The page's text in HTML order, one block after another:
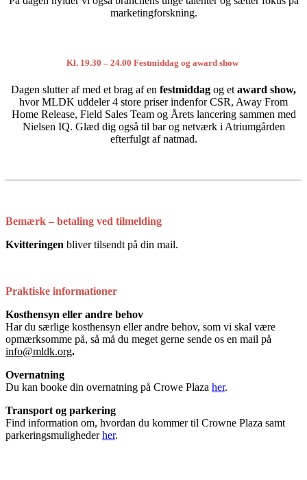
marketingforskning.
Kl. 19.30 – 24.00 Festmiddag og award show
Dagen slutter af med et brag af en festmiddag og etaward show,
hvor MLDK uddeler4 store priser indenfor CSR, Away From
Home Release, Field Sales Team og Årets lancering sammen med
Nielsen IQ. Glæd dig også til bar og netværk i Atriumgården
efterfulgt af natmad.
Bemærk – betaling ved tilmelding
Kvitteringen bliver tilsendt på din mail.
Praktiske informationer
Kosthensyn eller andre behov
Har du særlige kosthensyn eller andre behov, som vi skal være
opmærksomme på, så må du meget gerne sende os en mail på
info@mldk.org.
Overnatning
Du kan booke din overnatning på Crowe Plaza her.
Transport og parkering
Find information om, hvordan du kommer til Crowne Plaza samt
parkeringsmulighederher.